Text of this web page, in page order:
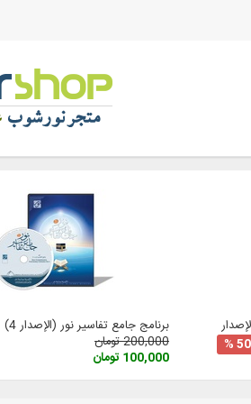
3
50 %
برنامج جامع تفاسير نور (الإصدار 4)
200,000 تومان
100,000 تومان